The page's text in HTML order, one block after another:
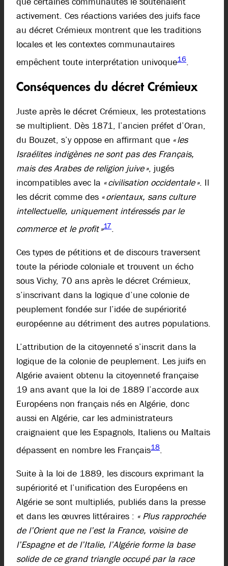
activement. Ces réactions variées des juifs face
au décret Crémieux montrent que les traditions
locales et les contextes communautaires
empêchent toute interprétation univoque16.
Conséquences du décret Crémieux
Juste après le décret Crémieux, les protestations
se multiplient. Dès 1871, l’ancien préfet d’Oran,
du Bouzet, s’y oppose en affirmant que « les
Israélites indigènes ne sont pas des Français,
mais des Arabes de religion juive », jugés
incompatibles avec la « civilisation occidentale ». Il
les décrit comme des « orientaux, sans culture
intellectuelle, uniquement intéressés par le
commerce et le profit »17.
Ces types de pétitions et de discours traversent
toute la période coloniale et trouvent un écho
sous Vichy, 70 ans après le décret Crémieux,
s’inscrivant dans la logique d’une colonie de
peuplement fondée sur l’idée de supériorité
européenne au détriment des autres populations.
L’attribution de la citoyenneté s’inscrit dans la
logique de la colonie de peuplement. Les juifs en
Algérie avaient obtenu la citoyenneté française
19 ans avant que la loi de 1889 l’accorde aux
Européens non français nés en Algérie, donc
aussi en Algérie, car les administrateurs
craignaient que les Espagnols, Italiens ou Maltais
dépassent en nombre les Français18.
Suite à la loi de 1889, les discours exprimant la
supériorité et l’unification des Européens en
Algérie se sont multipliés, publiés dans la presse
et dans les œuvres littéraires : « Plus rapprochée
de l’Orient que ne l’est la France, voisine de
l’Espagne et de l’Italie, l’Algérie forme la base
solide de ce grand triangle occupé par la race